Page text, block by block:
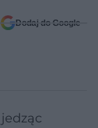
Dodaj do Google